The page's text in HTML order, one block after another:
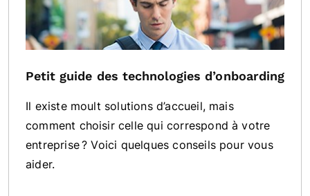
Petit guide des technologies d’onboarding
Il existe moult solutions d’accueil, mais
comment choisir celle qui correspond à votre
entreprise ? Voici quelques conseils pour vous
aider.